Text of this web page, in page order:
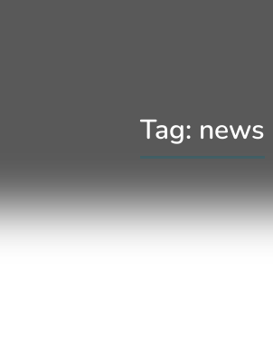
Tag: news